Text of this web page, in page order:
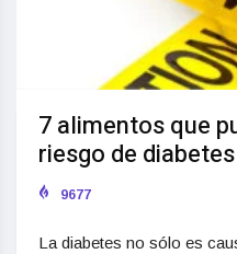
7 alimentos que
riesgo de diabetes
9677
La diabetes no sólo es